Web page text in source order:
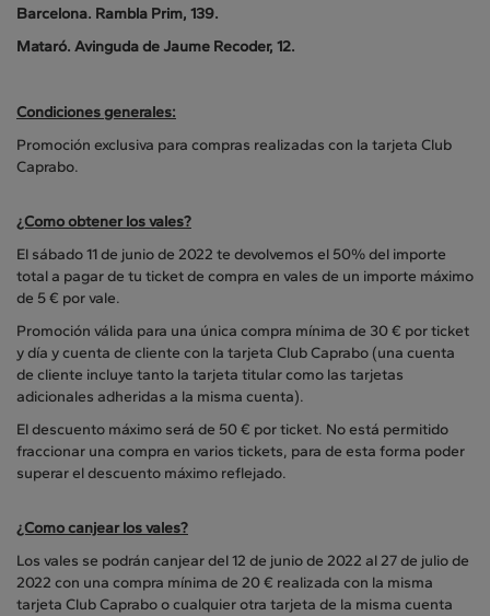
Barcelona. Rambla Prim, 139.
Mataró. Avinguda de Jaume Recoder, 12.
Condiciones generales:
Promoción exclusiva para compras realizadas con la tarjeta Club
Caprabo.
¿Como obtener los vales?
El sábado 11 de junio de 2022 te devolvemos el 50% del importe
total a pagar de tu ticket de compra en vales de un importe máximo
de 5 € por vale.
Promoción válida para una única compra mínima de 30 € por ticket
y día y cuenta de cliente con la tarjeta Club Caprabo (una cuenta
de cliente incluye tanto la tarjeta titular como las tarjetas
adicionales adheridas a la misma cuenta).
El descuento máximo será de 50 € por ticket. No está permitido
fraccionar una compra en varios tickets, para de esta forma poder
superar el descuento máximo reflejado.
¿Como canjear los vales?
Los vales se podrán canjear del 12 de junio de 2022 al 27 de julio de
2022 con una compra mínima de 20 € realizada con la misma
tarjeta Club Caprabo o cualquier otra tarjeta de la misma cuenta